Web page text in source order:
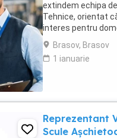
extindem echipa
Tehnice, orientat
interes pentru
comunicare și
Brasov, Brasov
1 ianuarie
Reprezentant
Scule